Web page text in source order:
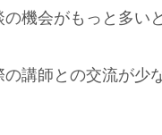
機会がもっと多い
講師との交流が少